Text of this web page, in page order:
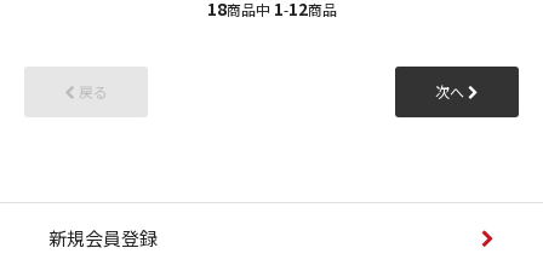
18商品中 1-12商品
戻る 次へ
新規会員登録